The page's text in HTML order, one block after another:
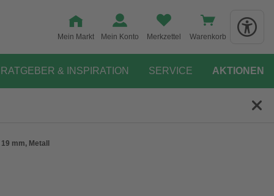
Mein Markt Mein Konto Merkzettel Warenkorb
RATGEBER & INSPIRATION SERVICE AKTIONEN
mm, Metall